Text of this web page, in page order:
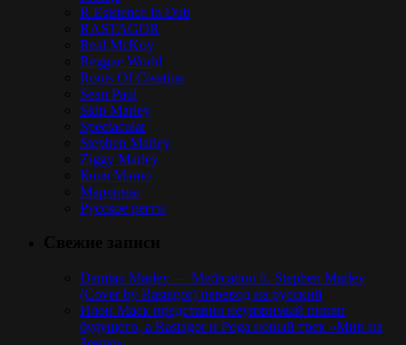
R.Esistence in Dub
RASTAGOR
Real McKoy
Reggae World
Roots Of Creation
Sean Paul
Skip Marley
Spectacular
Stephen Marley
Ziggy Marley
Коля Маню
Марлины
Русское регги
Damian Marley — Medication ft. Stephen Marley
(Cover by Rastagor) перевод на русский
Илон Маск представил неуязвимый пикап
будущего, а Rastagor и Poga новый трек «Мир на